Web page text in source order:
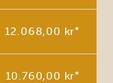
12.068,00 kr*
10.760,00 kr*